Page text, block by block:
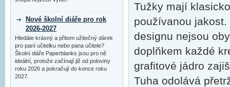
Tužky mají
používanou
designu nejsou
doplňkem každé
grafitové jádro
Tuha odolává
Nové školní diáře pro rok
2026-2027
Hledáte krásný a přitom užitečný dárek
pro paní učitelku nebo pana učitele?
Školní diáře Paperblanks jsou pro ně
ideální, protože začínají již od poloviny
roku 2026 a pokračují do konce roku
2027.